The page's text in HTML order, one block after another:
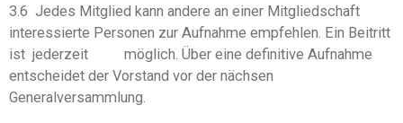
3.6 Jedes Mitglied kann andere an einer Mitgliedschaft
interessierte Personen zur Aufnahme empfehlen. Ein Beitritt
ist jederzeit möglich. Über eine definitive Aufnahme
entscheidet der Vorstand vor der nächsen
Generalversammlung.